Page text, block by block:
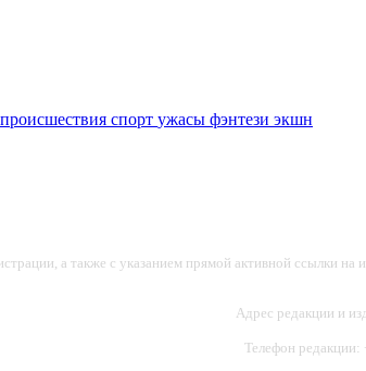
происшествия спорт ужасы фэнтези экшн
а также с указанием прямой активной ссылки на
Адрес редакции и
Телефон